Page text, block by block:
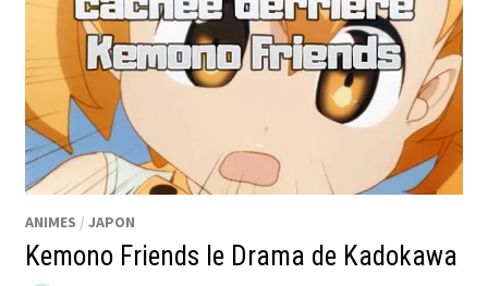
ANIMES / JAPON
Kemono Friends le Drama de Kadokawa